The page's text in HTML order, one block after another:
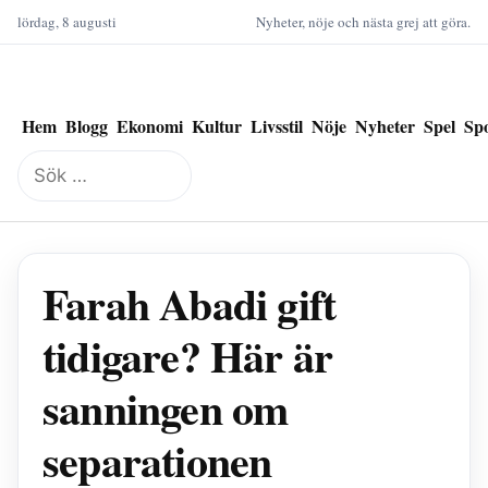
lördag, 8 augusti Nyheter, nöje och nästa grej att göra.
Hem Blogg Ekonomi Kultur Livsstil Nöje Nyheter Spel
Sök
efter:
Farah Abadi gift
tidigare? Här är
sanningen om
separationen